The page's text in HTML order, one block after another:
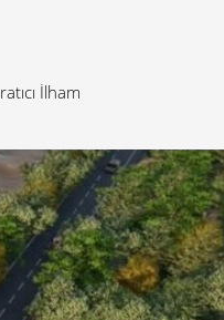
İlham